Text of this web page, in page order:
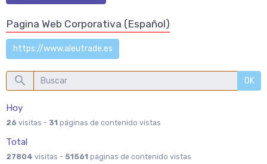
Pagina Web Corporativa (Español)
https://www.aleutrade.es
OK
Hoy
26 visitas - 31 páginas de contenido vistas
Total
27804 visitas - 51561 páginas de contenido vistas